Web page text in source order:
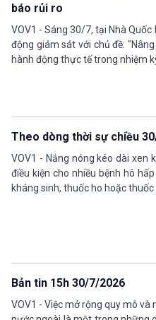
báo rủi ro
VOV1 - Sáng 30/7, tại Nhà
động giám sát với chủ đề:
hành động thực tế trong nhiệm
Theo dòng thời sự chiều
VOV1 - Nắng nóng kéo dài
điều kiện cho nhiều bệnh hô
kháng sinh, thuốc ho hoặc
Bản tin 15h 30/7/2026
VOV1 - Việc mở rộng quy mô